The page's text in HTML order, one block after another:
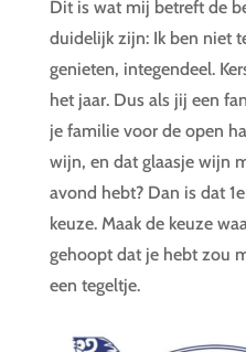
Dit is wat mij betreft de
duidelijk zijn: Ik ben niet
genieten, integendeel.
het jaar. Dus als jij een
je familie voor de open
wijn, en dat glaasje wijn
avond hebt? Dan is dat
keuze. Maak de keuze
gehoopt dat je hebt zou
een tegeltje.